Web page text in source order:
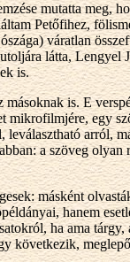
mutatta meg,
Petőfihez,
váratlan
látta, Lengyel
is.
is. E
egy
a szöveg
másként
hanem
ha ama
következik,